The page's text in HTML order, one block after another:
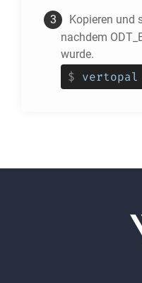
Kopieren und
nachdem
wurde.
$ vertopal